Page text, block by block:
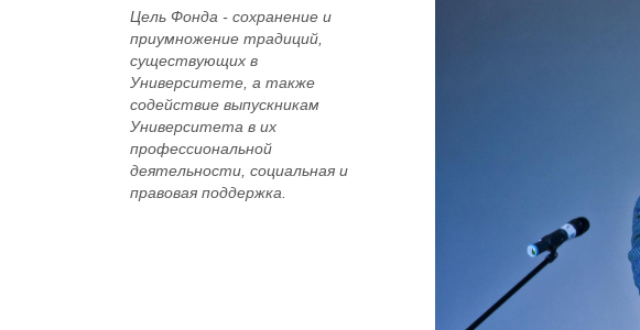
Цель Фонда - сохранение и
приумножение традиций,
существующих в
Университете, а также
содействие выпускникам
Университета в их
профессиональной
деятельности, социальная и
правовая поддержка.